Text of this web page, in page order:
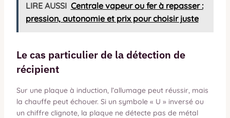
LIRE AUSSI Centrale vapeur ou fer à repasser :
pression, autonomie et prix pour choisir juste
Le cas particulier de la détection de
récipient
Sur une plaque à induction, l’allumage peut réussir, mais
la chauffe peut échouer. Si un symbole « U » inversé ou
un chiffre clignote, la plaque ne détecte pas de métal